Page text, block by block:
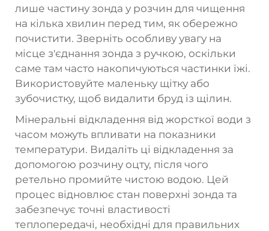
лише частину зонда у розчин для чищення
на кілька хвилин перед тим, як обережно
почистити. Зверніть особливу увагу на
місце з'єднання зонда з ручкою, оскільки
саме там часто накопичуються частинки їжі.
Використовуйте маленьку щітку або
зубочистку, щоб видалити бруд із щілин.
Мінеральні відкладення від жорсткої води з
часом можуть впливати на показники
температури. Видаліть ці відкладення за
допомогою розчину оцту, після чого
ретельно промийте чистою водою. Цей
процес відновлює стан поверхні зонда та
забезпечує точні властивості
теплопередачі, необхідні для правильних